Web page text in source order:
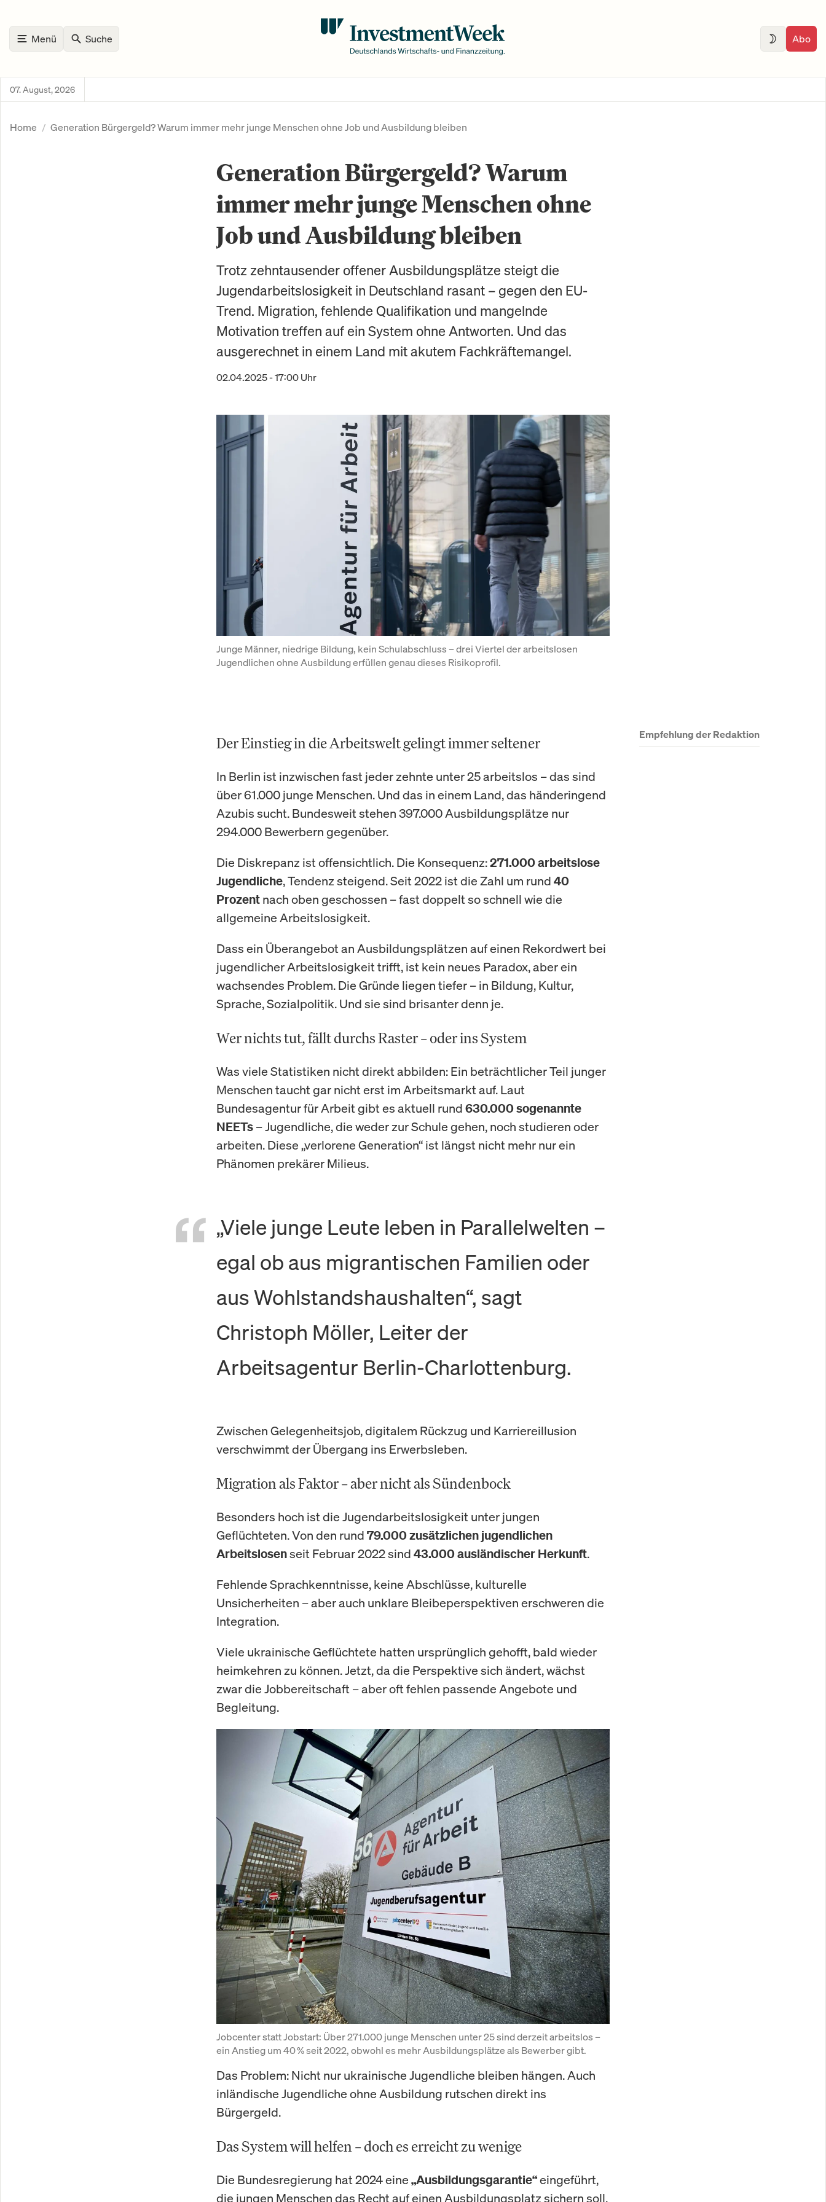
Menü Suche Abo
07. August, 2026
Home Generation Bürgergeld? Warum immer mehr junge Menschen ohne Job und Ausbildung bleiben
Generation Bürgergeld? Warum
immer mehr junge Menschen ohne
Job und Ausbildung bleiben
Trotz zehntausender offener Ausbildungsplätze steigt die
Jugendarbeitslosigkeit in Deutschland rasant – gegen den EU-
Trend. Migration, fehlende Qualifikation und mangelnde
Motivation treffen auf ein System ohne Antworten. Und das
ausgerechnet in einem Land mit akutem Fachkräftemangel.
02.04.2025 - 17:00 Uhr
Junge Männer, niedrige Bildung, kein Schulabschluss – drei Viertel der arbeitslosen
Jugendlichen ohne Ausbildung erfüllen genau dieses Risikoprofil.
Der Einstieg in die Arbeitswelt gelingt immer seltener
In Berlin ist inzwischen fast jeder zehnte unter 25 arbeitslos – das sind
über 61.000 junge Menschen. Und das in einem Land, das händeringend
Azubis sucht. Bundesweit stehen 397.000 Ausbildungsplätze nur
294.000 Bewerbern gegenüber.
Die Diskrepanz ist offensichtlich. Die Konsequenz:271.000 arbeitslose
Jugendliche, Tendenz steigend. Seit 2022 ist die Zahl um rund 40
Prozent nach oben geschossen – fast doppelt so schnell wie die
allgemeine Arbeitslosigkeit.
Dass ein Überangebot an Ausbildungsplätzen auf einen Rekordwert bei
jugendlicher Arbeitslosigkeit trifft, ist kein neues Paradox, aber ein
wachsendes Problem. Die Gründe liegen tiefer – in Bildung, Kultur,
Sprache, Sozialpolitik. Und sie sind brisanter denn je.
Wer nichts tut, fällt durchs Raster – oder ins System
Was viele Statistiken nicht direkt abbilden: Ein beträchtlicher Teil junger
Menschen taucht gar nicht erst im Arbeitsmarkt auf. Laut
Bundesagentur für Arbeit gibt es aktuell rund 630.000 sogenannte
NEETs – Jugendliche, die weder zur Schule gehen, noch studieren oder
arbeiten. Diese „verlorene Generation“ ist längst nicht mehr nur ein
Phänomen prekärer Milieus.
„Viele junge Leute leben in Parallelwelten –
egal ob aus migrantischen Familien oder
aus Wohlstandshaushalten“, sagt
Christoph Möller, Leiter der
Arbeitsagentur Berlin-Charlottenburg.
Zwischen Gelegenheitsjob, digitalem Rückzug und Karriereillusion
verschwimmt der Übergang ins Erwerbsleben.
Migration als Faktor – aber nicht als Sündenbock
Besonders hoch ist die Jugendarbeitslosigkeit unter jungen
Geflüchteten. Von den rund 79.000 zusätzlichen jugendlichen
Arbeitslosenseit Februar 2022 sind 43.000 ausländischer Herkunft.
Fehlende Sprachkenntnisse, keine Abschlüsse, kulturelle
Unsicherheiten – aber auch unklare Bleibeperspektiven erschweren die
Integration.
Viele ukrainische Geflüchtete hatten ursprünglich gehofft, bald wieder
heimkehren zu können. Jetzt, da die Perspektive sich ändert, wächst
zwar die Jobbereitschaft – aber oft fehlen passende Angebote und
Begleitung.
Jobcenter statt Jobstart: Über 271.000 junge Menschen unter 25 sind derzeit arbeitslos –
ein Anstieg um 40 % seit 2022, obwohl es mehr Ausbildungsplätze als Bewerber gibt.
Das Problem: Nicht nur ukrainische Jugendliche bleiben hängen. Auch
inländische Jugendliche ohne Ausbildung rutschen direkt ins
Bürgergeld.
Das System will helfen – doch es erreicht zu wenige
Die Bundesregierung hat 2024 eine „Ausbildungsgarantie“eingeführt,
die jungen Menschen das Recht auf einen Ausbildungsplatz sichern soll.
Empfehlung der Redaktion